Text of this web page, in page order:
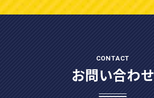
CONTACT
お問い合わせ